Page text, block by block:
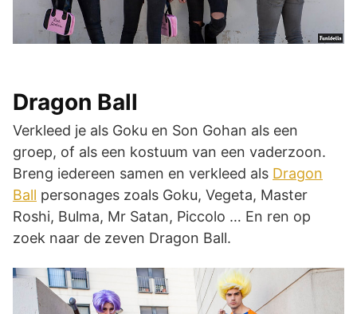
Dragon Ball
Verkleed je als Goku en Son Gohan als een
groep, of als een kostuum van een vaderzoon.
Breng iedereen samen en verkleed als Dragon
Ball personages zoals Goku, Vegeta, Master
Roshi, Bulma, Mr Satan, Piccolo … En ren op
zoek naar de zeven Dragon Ball.